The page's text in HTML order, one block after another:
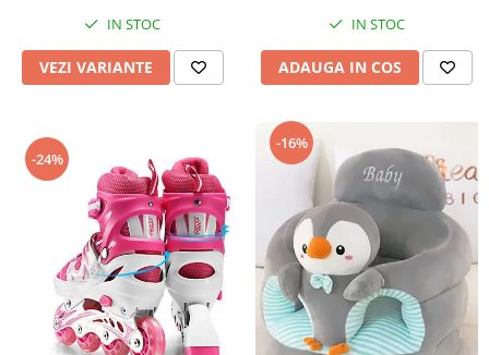
IN STOC
VEZI VARIANTE
IN STOC
ADAUGA IN COS
-24%
-16%